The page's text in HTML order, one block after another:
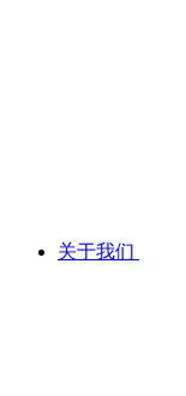
关于我们